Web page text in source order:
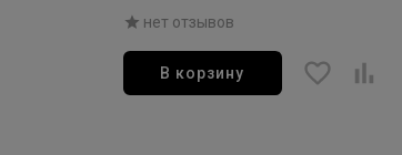
нет отзывов
В корзину